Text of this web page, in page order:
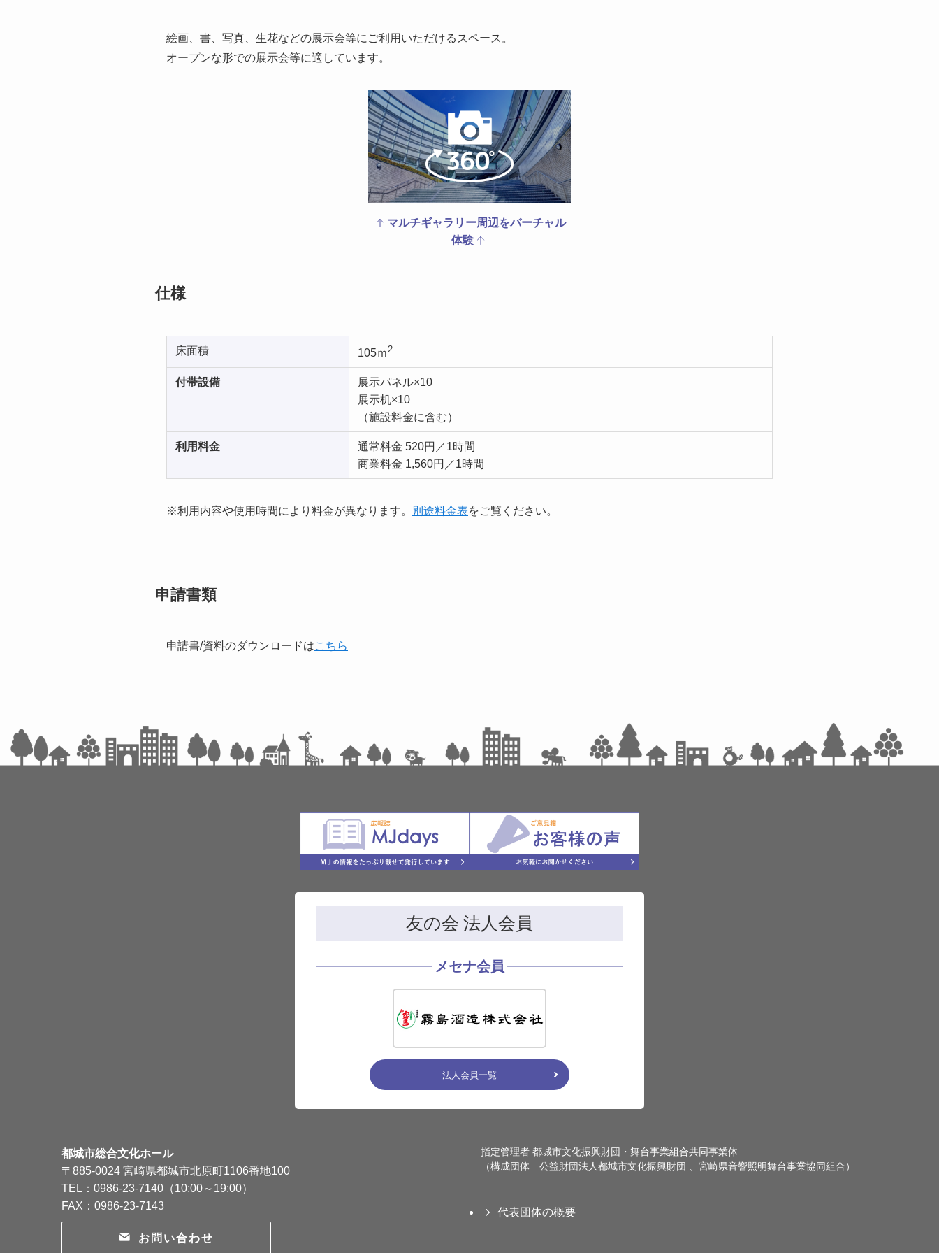
絵画、書、写真、生花などの展示会等にご利用いただけるスペース。
オープンな形での展示会等に適しています。
マルチギャラリー周辺をバーチャル
体験
仕様
床面積 105ｍ 2
付帯設備
展示パネル×10
展示机×10
（施設料金に含む）
利用料金
通常料金 520円／1時間
商業料金 1,560円／1時間
※利用内容や使用時間により料金が異なります。 別途料金表をご覧ください。
申請書類
申請書/資料のダウンロードはこちら
友の会 法人会員
メセナ会員
法人会員一覧
都城市総合文化ホール
〒885-0024 宮崎県都城市北原町1106番地100
TEL：0986-23-7140（10:00～19:00）
FAX：0986-23-7143
お問い合わせ
指定管理者 都城市文化振興財団・舞台事業組合共同事業体
（構成団体 公益財団法人都城市文化振興財団 、宮崎県音響照明舞台事業協同組合）
代表団体の概要